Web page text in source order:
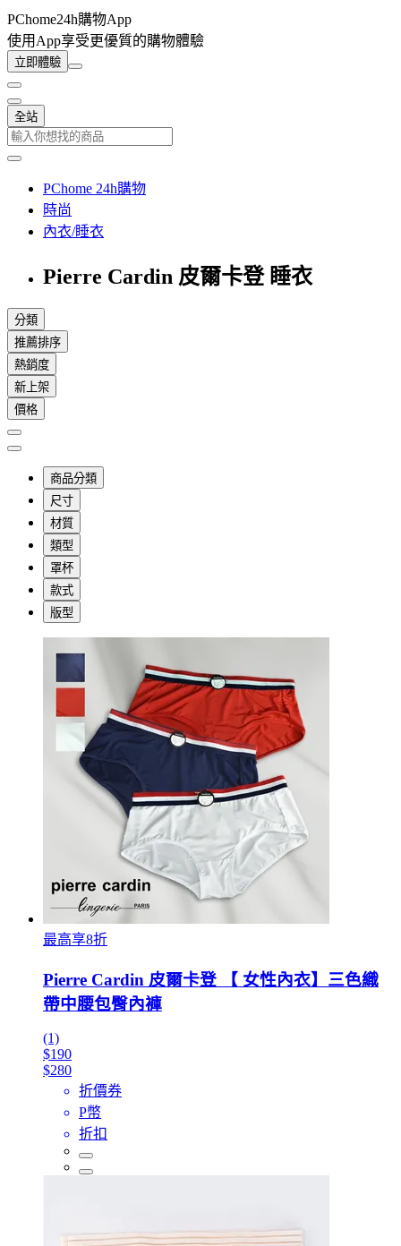
PChome24h購物App
使用App享受更優質的購物體驗
立即體驗
全站
PChome 24h購物
時尚
內衣/睡衣
Pierre Cardin 皮爾卡登 睡衣
分類
推薦排序
熱銷度
新上架
價格
商品分類
尺寸
材質
類型
罩杯
款式
版型
最高享8折
Pierre Cardin 皮爾卡登 【 女性內衣】三色織
帶中腰包臀內褲
(1)
$190
$280
折價券
P幣
折扣